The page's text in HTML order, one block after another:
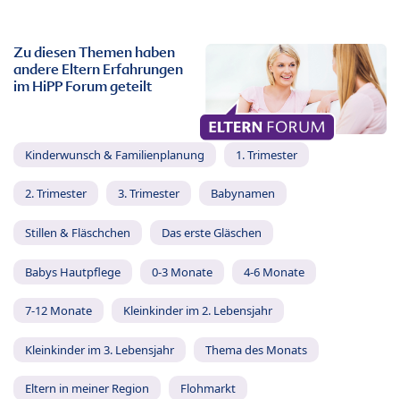
Zu diesen Themen haben
andere Eltern Erfahrungen
im HiPP Forum geteilt
Kinderwunsch & Familienplanung 1. Trimester
2. Trimester 3. Trimester Babynamen
Stillen & Fläschchen Das erste Gläschen
Babys Hautpflege 0-3 Monate 4-6 Monate
7-12 Monate Kleinkinder im 2. Lebensjahr
Kleinkinder im 3. Lebensjahr Thema des Monats
Eltern in meiner Region Flohmarkt